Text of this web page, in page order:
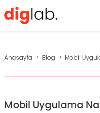
Anasayfa Blog Mobil
Mobil Uygulama